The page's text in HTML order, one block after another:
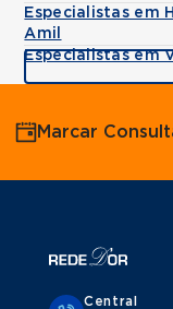
Especialistas em
Amil
Especialistas em
Marcar
Central